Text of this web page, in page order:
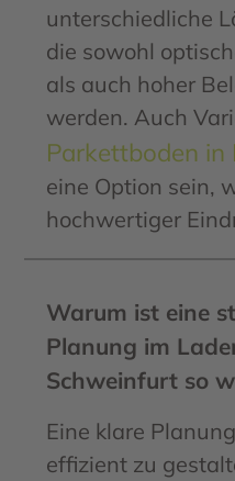
unterschiedliche
die sowohl
als auch hoher
werden. Auch
Parkettboden in
eine Option sein,
hochwertiger
Warum ist eine
Planung im
Schweinfurt so
Eine klare
effizient zu